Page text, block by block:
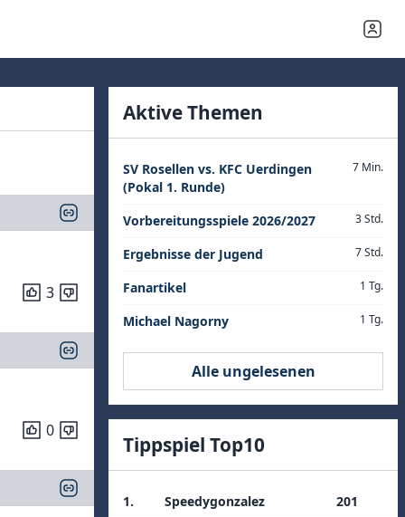
3
0
Aktive Themen
SV Rosellen vs. KFC Uerdingen
(Pokal 1. Runde)
7 Min.
Vorbereitungsspiele 2026/2027 3 Std.
Ergebnisse der Jugend 7 Std.
Fanartikel 1 Tg.
Michael Nagorny 1 Tg.
Alle ungelesenen
Tippspiel Top10
1. Speedygonzalez
201